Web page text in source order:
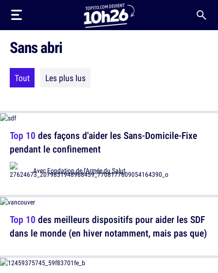
Sans abri
Tout Les plus lus
Top 10 des façons d'aider les Sans-Domicile-Fixe
pendant le confinement
AvecFondation de l'Armée du Salut
Top 10 des meilleurs dispositifs pour aider les SDF
dans le monde (en hiver notamment, mais pas que)